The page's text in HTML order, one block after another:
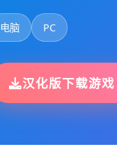
电脑 PC
汉化版下载游戏